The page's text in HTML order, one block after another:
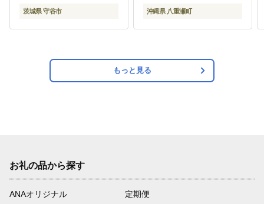
茨城県 守谷市
リニューアル おすすめ
改定YI】
沖縄県 八重瀬町
もっと見る
お礼の品から探す
ANAオリジナル
定期便